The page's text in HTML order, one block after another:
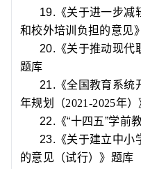
19. 《关于进一步
和校外培训负担的意见
20. 《关于推动现代
题库
21. 《全国教育系
年规划（2021-2025年）
22. 《“十四五”学
23. 《关于建立中
的意见（试行）》题库